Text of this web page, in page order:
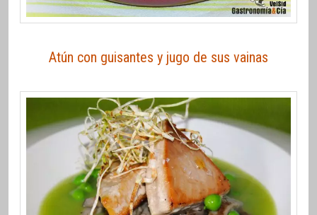
Atún con guisantes y jugo de sus vainas